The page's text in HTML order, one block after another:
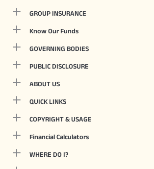
GROUP INSURANCE
Know Our Funds
GOVERNING BODIES
PUBLIC DISCLOSURE
ABOUT US
QUICK LINKS
COPYRIGHT & USAGE
Financial Calculators
WHERE DO I?